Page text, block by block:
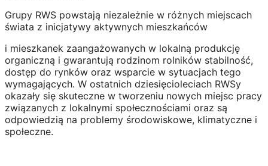
Grupy RWS powstają niezależnie w różnych miejscach
świata z inicjatywy aktywnych mieszkańców
i mieszkanek zaangażowanych w lokalną produkcję
organiczną i gwarantują rodzinom rolników stabilność,
dostęp do rynków oraz wsparcie w sytuacjach tego
wymagających. W ostatnich dziesięcioleciach RWSy
okazały się skuteczne w tworzeniu nowych miejsc pracy
związanych z lokalnymi społecznościami oraz są
odpowiedzią na problemy środowiskowe, klimatyczne i
społeczne.